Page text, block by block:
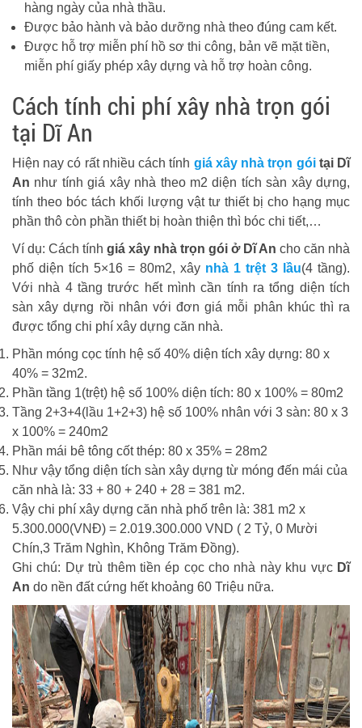
hàng ngày của nhà thầu.
Được bảo hành và bảo dưỡng nhà theo đúng cam kết.
Được hỗ trợ miễn phí hồ sơ thi công, bản vẽ mặt tiền,
miễn phí giấy phép xây dựng và hỗ trợ hoàn công.
Cách tính chi phí xây nhà trọn gói
tại Dĩ An
Hiện nay có rất nhiều cách tính giá xây nhà trọn góitại Dĩ
An như tính giá xây nhà theo m2 diện tích sàn xây dựng,
tính theo bóc tách khối lượng vật tư thiết bị cho hạng mục
phần thô còn phần thiết bị hoàn thiện thì bóc chi tiết,…
Ví dụ: Cách tính giá xây nhà trọn gói ở Dĩ An cho căn nhà
phố diện tích 5×16 = 80m2, xây nhà 1 trệt 3 lầu(4 tầng).
Với nhà 4 tầng trước hết mình cần tính ra tổng diện tích
sàn xây dựng rồi nhân với đơn giá mỗi phân khúc thì ra
được tổng chi phí xây dựng căn nhà.
Phần móng cọc tính hệ số 40% diện tích xây dựng: 80 x
40% = 32m2.
Phần tầng 1(trệt) hệ số 100% diện tích: 80 x 100% = 80m2
Tầng 2+3+4(lầu 1+2+3) hệ số 100% nhân với 3 sàn: 80 x 3
x 100% = 240m2
Phần mái bê tông cốt thép: 80 x 35% = 28m2
Như vậy tổng diện tích sàn xây dựng từ móng đến mái của
căn nhà là: 33 + 80 + 240 + 28 = 381 m2.
Vậy chi phí xây dựng căn nhà phố trên là: 381 m2 x
5.300.000(VNĐ) = 2.019.300.000 VND ( 2 Tỷ, 0 Mười
Chín,3 Trăm Nghìn, Không Trăm Đồng).
Ghi chú: Dự trù thêm tiền ép cọc cho nhà này khu vực Dĩ
An do nền đất cứng hết khoảng 60 Triệu nữa.